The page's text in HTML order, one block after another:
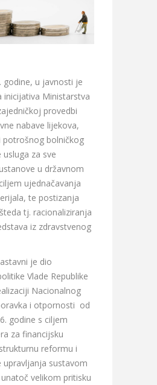
godine, u javnosti je
inicijativa Ministarstva
provedbi
nabave lijekova,
potrošnog bolničkog
za sve
u državnom
ujednačavanja
te postizanja
tj. racionaliziranja
iz zdravstvenog
je dio
Vlade Republike
Nacionalnog
i otpornosti od
godine s ciljem
za financijsku
reformu i
upravljanja sustavom
velikom pritisku